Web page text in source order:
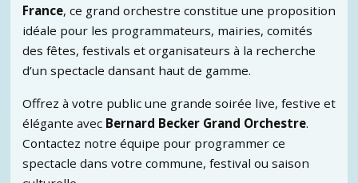
France, ce grand orchestre constitue une proposition
idéale pour les programmateurs, mairies, comités
des fêtes, festivals et organisateurs à la recherche
d’un spectacle dansant haut de gamme.
Offrez à votre public une grande soirée live, festive et
élégante avec Bernard Becker Grand Orchestre.
Contactez notre équipe pour programmer ce
spectacle dans votre commune, festival ou saison